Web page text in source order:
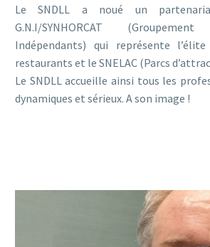
Le SNDLL a noué un
G.N.I/SYNHORCAT
Indépendants) qui représente
restaurants et le SNELAC (Parcs
Le SNDLL accueille ainsi tous les
dynamiques et sérieux. A son image !